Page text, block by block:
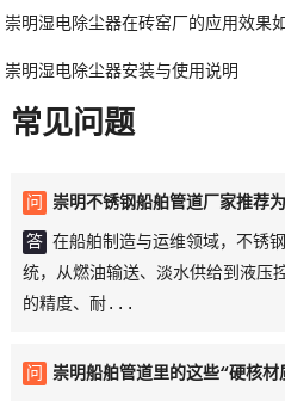
崇明湿电除尘器在砖窑厂的应用效果
崇明湿电除尘器安装与使用说明
常见问题
问 崇明不锈钢船舶管道厂家推荐
答 在船舶制造与运维领域，不锈
统，从燃油输送、淡水供给到液压
的精度、耐...
问 崇明船舶管道里的这些“硬核材